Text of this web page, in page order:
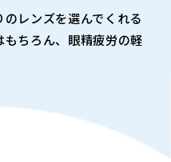
レンズを選んでくれる
ちろん、眼精疲労の軽